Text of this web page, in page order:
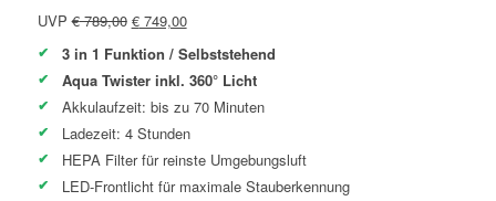
UVP€789,00 Ursprünglicher
war:
€ 789,00
€749,00Aktueller
ist:
€ 749,00.
3 in 1 Funktion / Selbststehend
Aqua Twister inkl. 360° Licht
Akkulaufzeit: bis zu 70 Minuten
Ladezeit: 4 Stunden
HEPA Filter für reinste Umgebungsluft
LED-Frontlicht für maximale Stauberkennung